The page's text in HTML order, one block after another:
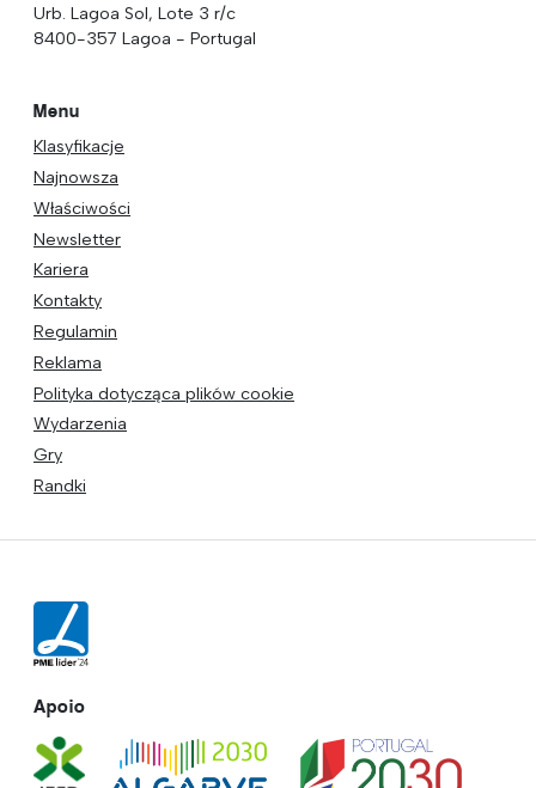
Urb. Lagoa Sol, Lote 3 r/c
8400-357 Lagoa - Portugal
Menu
Klasyfikacje
Najnowsza
Właściwości
Newsletter
Kariera
Kontakty
Regulamin
Reklama
Polityka dotycząca plików cookie
Wydarzenia
Gry
Randki
Apoio